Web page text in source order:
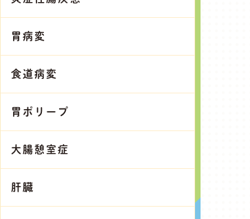
胃病変
食道病変
胃ポリープ
大腸憩室症
肝臓